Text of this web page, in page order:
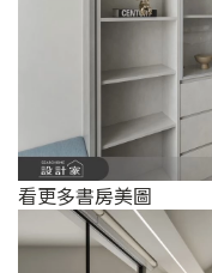
看更多書房美圖